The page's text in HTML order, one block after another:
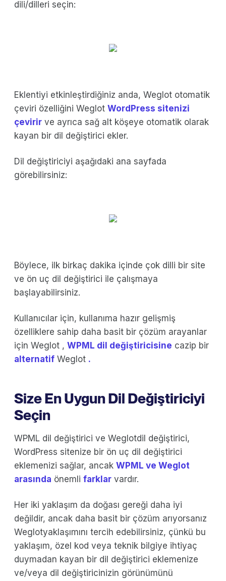
dili/dilleri seçin:
Eklentiyi etkinleştirdiğiniz anda, Weglot otomatik
çeviri özelliğini Weglot WordPress sitenizi
çevirir ve ayrıca sağ alt köşeye otomatik olarak
kayan bir dil değiştirici ekler.
Dil değiştiriciyi aşağıdaki ana sayfada
görebilirsiniz:
Böylece, ilk birkaç dakika içinde çok dilli bir site
ve ön uç dil değiştirici ile çalışmaya
başlayabilirsiniz.
Kullanıcılar için, kullanıma hazır gelişmiş
özelliklere sahip daha basit bir çözüm arayanlar
için Weglot , WPML dil değiştiricisine cazip bir
alternatif Weglot .
Size En Uygun Dil Değiştiriciyi
Seçin
WPML dil değiştirici ve Weglotdil değiştirici,
WordPress sitenize bir ön uç dil değiştirici
eklemenizi sağlar, ancak WPML ve Weglot
arasında önemli farklar vardır.
Her iki yaklaşım da doğası gereği daha iyi
değildir, ancak daha basit bir çözüm arıyorsanız
Weglotyaklaşımını tercih edebilirsiniz, çünkü bu
yaklaşım, özel kod veya teknik bilgiye ihtiyaç
duymadan kayan bir dil değiştirici eklemenize
ve/veya dil değiştiricinizin görünümünü